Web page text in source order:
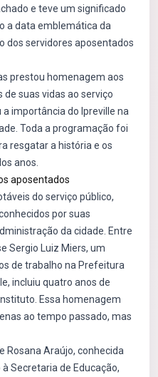
e teve um significado
a data emblemática da
dos servidores aposentados
prestou homenagem aos
suas vidas ao serviço
importância do Ipreville na
Toda a programação foi
resgatar a história e os
anos.
aposentados
do serviço público,
por suas
da cidade. Entre
Sergio Luiz Miers, um
de trabalho na Prefeitura
incluiu quatro anos de
Essa homenagem
ao tempo passado, mas
Rosana Araújo, conhecida
Secretaria de Educação,